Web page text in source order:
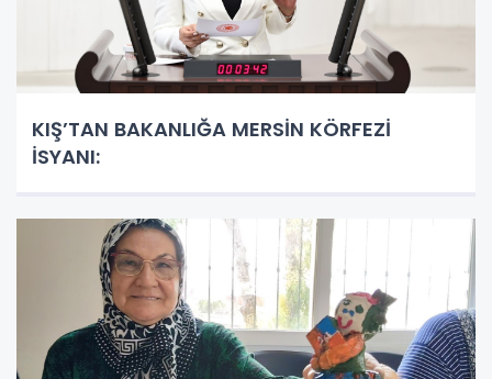
KIŞ’TAN BAKANLIĞA MERSİN KÖRFEZİ
İSYANI: